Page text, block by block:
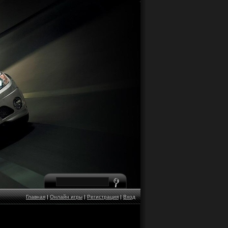
Главная|Онлайн игры|Регистрация|Вход